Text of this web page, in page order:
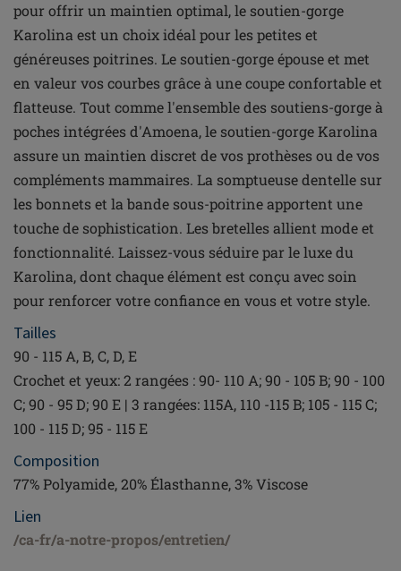
pour offrir un maintien optimal, le soutien-gorge
Karolina est un choix idéal pour les petites et
généreuses poitrines. Le soutien-gorge épouse et met
en valeur vos courbes grâce à une coupe confortable et
flatteuse. Tout comme l'ensemble des soutiens-gorge à
poches intégrées d'Amoena, le soutien-gorge Karolina
assure un maintien discret de vos prothèses ou de vos
compléments mammaires. La somptueuse dentelle sur
les bonnets et la bande sous-poitrine apportent une
touche de sophistication. Les bretelles allient mode et
fonctionnalité. Laissez-vous séduire par le luxe du
Karolina, dont chaque élément est conçu avec soin
pour renforcer votre confiance en vous et votre style.
Tailles
90 - 115 A, B, C, D, E
Crochet et yeux: 2 rangées : 90- 110 A; 90 - 105 B; 90 - 100
C; 90 - 95 D; 90 E | 3 rangées: 115A, 110 -115 B; 105 - 115 C;
100 - 115 D; 95 - 115 E
Composition
77% Polyamide, 20% Élasthanne, 3% Viscose
Lien
/ca-fr/a-notre-propos/entretien/